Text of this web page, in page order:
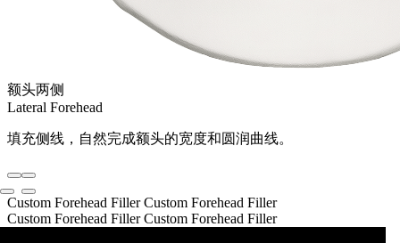
额头两侧
Lateral Forehead
填充侧线，自然完成额头的宽度和圆润曲线。
Custom Forehead Filler Custom Forehead Filler
Custom Forehead Filler Custom Forehead Filler